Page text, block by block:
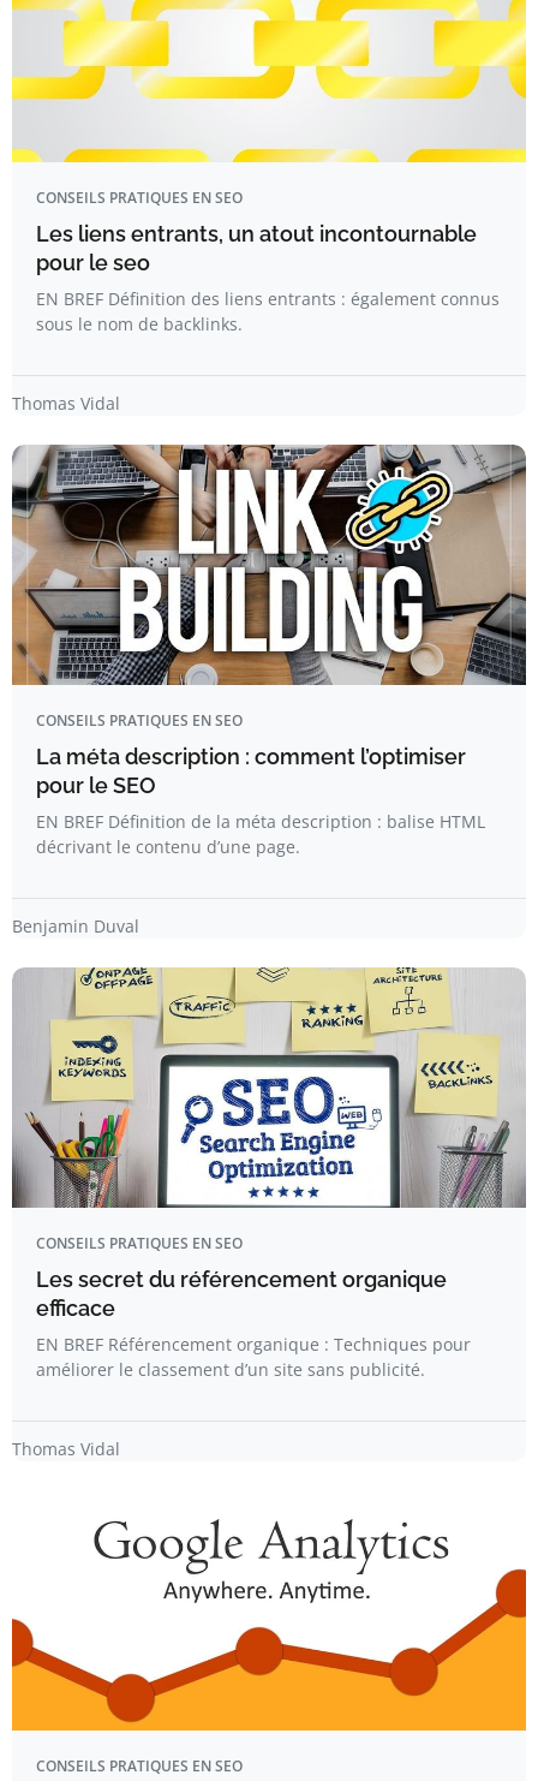
CONSEILS PRATIQUES EN SEO
Les liens entrants, un atout incontournable
pour le seo
EN BREF Définition des liens entrants : également connus
sous le nom de backlinks.
Thomas Vidal
CONSEILS PRATIQUES EN SEO
La méta description : comment l’optimiser
pour le SEO
EN BREF Définition de la méta description : balise HTML
décrivant le contenu d’une page.
Benjamin Duval
CONSEILS PRATIQUES EN SEO
Les secret du référencement organique
efficace
EN BREF Référencement organique : Techniques pour
améliorer le classement d’un site sans publicité.
Thomas Vidal
CONSEILS PRATIQUES EN SEO